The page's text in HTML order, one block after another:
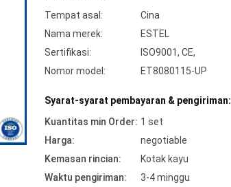
Tempat asal:
Cina
Nama merek:
ESTEL
Sertifikasi:
ISO9001, CE,
Nomor model:
ET8080115-UP
Syarat-syarat pembayaran & pengiriman:
Kuantitas min Order: 1 set
Harga:
negotiable
Kemasan rincian:
Kotak kayu
Waktu pengiriman:
3-4 minggu